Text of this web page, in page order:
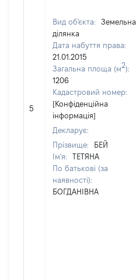
5
Вид об'єкта:
Земельна
ділянка
Дата набуття права:
21.01.2015
Загальна площа (м2):
1206
Кадастровий номер:
[Конфіденційна
інформація]
Декларує:
Прізвище:
БЕЙ
Ім'я:
ТЕТЯНА
По батькові (за
наявності):
БОГДАНІВНА